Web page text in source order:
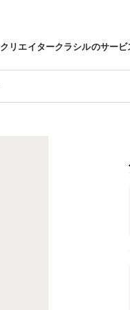
クリエイタークラシルのサービ